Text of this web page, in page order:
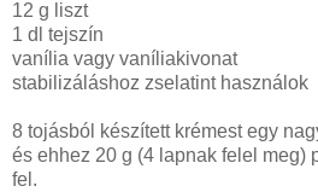
12 g liszt
1 dl tejszín
vanília vagy vaníliakivonat
stabilizáláshoz zselatint használok
8 tojásból készített krémest egy
és ehhez 20 g (4 lapnak felel meg)
fel.